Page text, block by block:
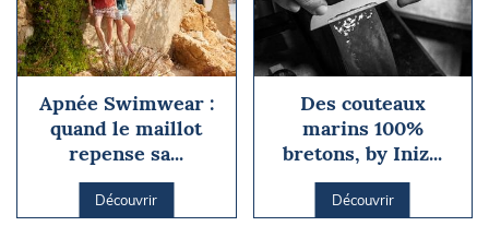
Apnée Swimwear :
quand le maillot
repense sa...
Découvrir
Des couteaux
marins 100%
bretons, by Iniz...
Découvrir